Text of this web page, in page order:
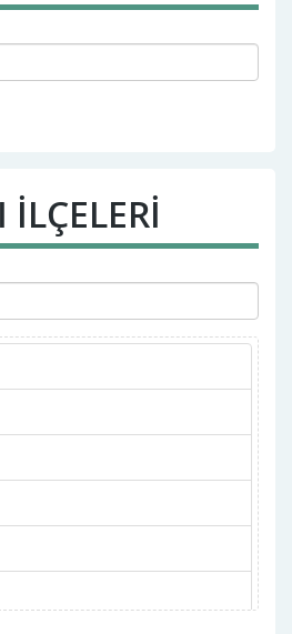
İLÇELERİ